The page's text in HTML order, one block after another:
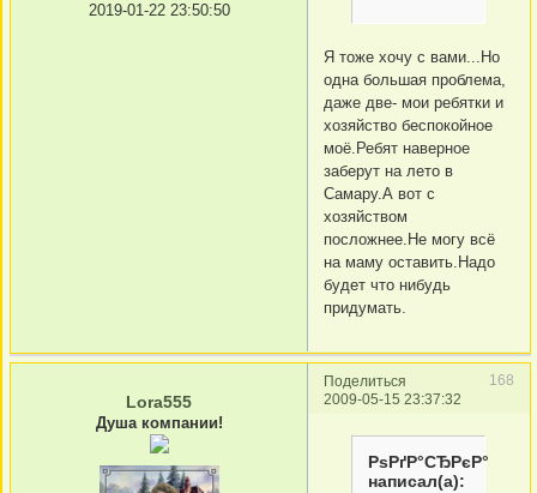
2019-01-22 23:50:50
Я тоже хочу с вами...Но
одна большая проблема,
даже две- мои ребятки и
хозяйство беспокойное
моё.Ребят наверное
заберут на лето в
Самару.А вот с
хозяйством
посложнее.Не могу всё
на маму оставить.Надо
будет что нибудь
придумать.
Поделиться
168
2009-05-15 23:37:32
Lora555
Душа компании!
РѕРґР°СЂРєР°
написал(а):